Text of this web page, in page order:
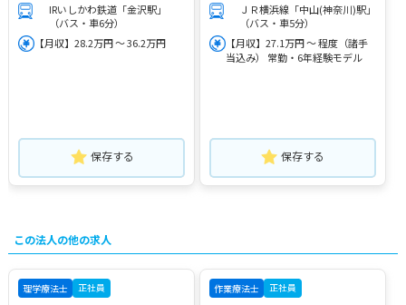
IRいしかわ鉄道「金沢駅」
（バス・車6分）
【月収】28.2万円 ～ 36.2万円
保存する
ＪＲ横浜線「中山(神奈川)駅」
（バス・車5分）
【月収】27.1万円 ～ 程度（諸手
当込み） 常勤・6年経験モデル
保存する
この法人の他の求人
理学療法士 正社員 作業療法士 正社員